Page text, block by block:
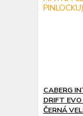
CABERG
DRIFT
ČERNÁ